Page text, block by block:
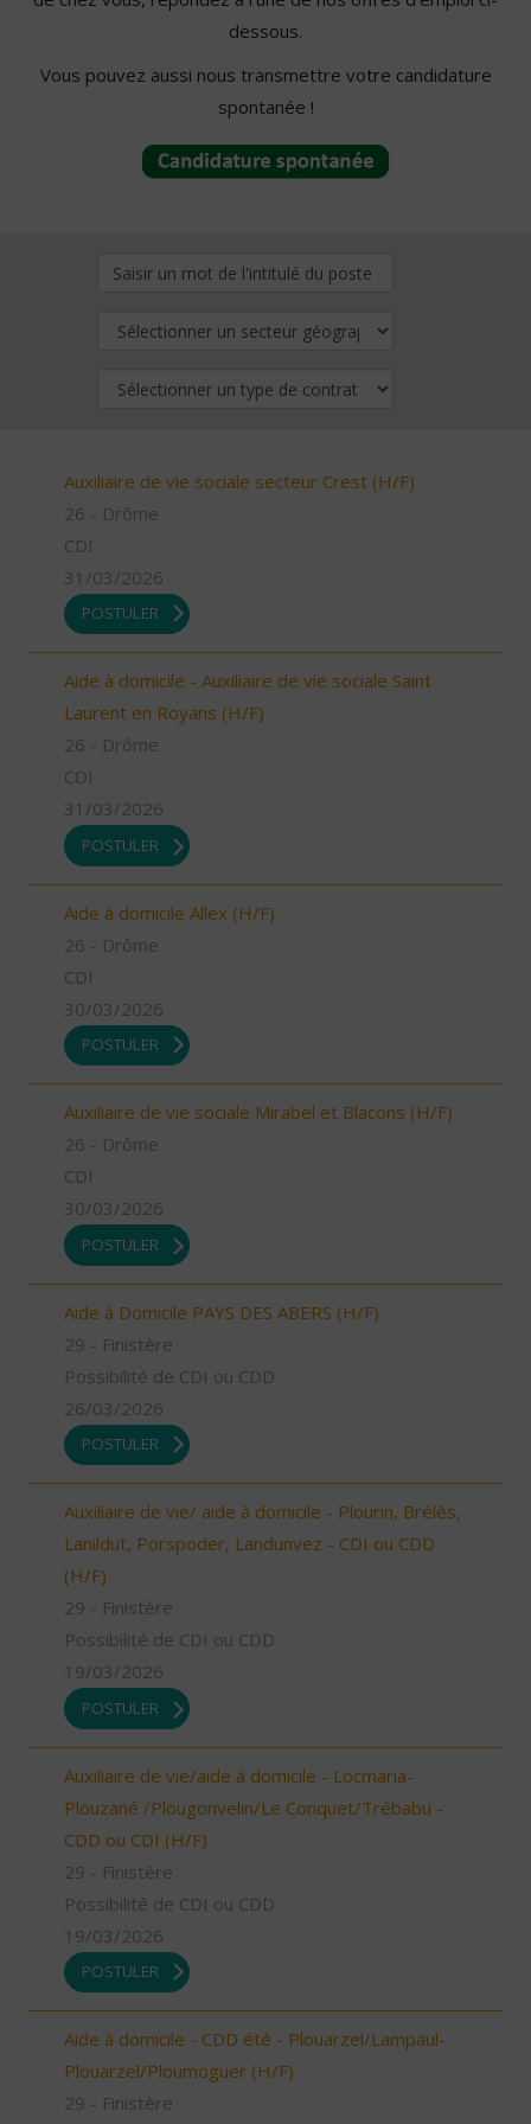
dessous.
Vous pouvez aussi nous transmettre votre candidature
spontanée !
Auxiliaire de vie sociale secteur Crest (H/F)
26 - Drôme
CDI
31/03/2026
POSTULER
Aide à domicile - Auxiliaire de vie sociale Saint
Laurent en Royans (H/F)
26 - Drôme
CDI
31/03/2026
POSTULER
Aide à domicile Allex (H/F)
26 - Drôme
CDI
30/03/2026
POSTULER
Auxiliaire de vie sociale Mirabel et Blacons (H/F)
26 - Drôme
CDI
30/03/2026
POSTULER
Aide à Domicile PAYS DES ABERS (H/F)
29 - Finistère
Possibilité de CDI ou CDD
26/03/2026
POSTULER
Auxiliaire de vie/ aide à domicile - Plourin, Brélès,
Lanildut, Porspoder, Landunvez - CDI ou CDD
(H/F)
29 - Finistère
Possibilité de CDI ou CDD
19/03/2026
POSTULER
Auxiliaire de vie/aide à domicile - Locmaria-
Plouzané /Plougonvelin/Le Conquet/Trébabu -
CDD ou CDI (H/F)
29 - Finistère
Possibilité de CDI ou CDD
19/03/2026
POSTULER
Aide à domicile - CDD été - Plouarzel/Lampaul-
Plouarzel/Ploumoguer (H/F)
29 - Finistère